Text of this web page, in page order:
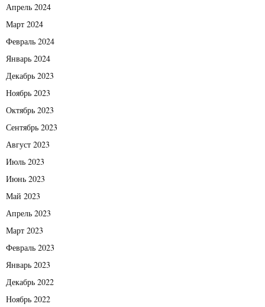
Апрель 2024
Март 2024
Февраль 2024
Январь 2024
Декабрь 2023
Ноябрь 2023
Октябрь 2023
Сентябрь 2023
Август 2023
Июль 2023
Июнь 2023
Май 2023
Апрель 2023
Март 2023
Февраль 2023
Январь 2023
Декабрь 2022
Ноябрь 2022